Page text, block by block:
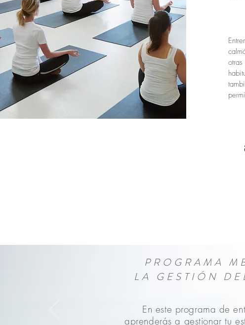
PROGRAMA
LA GESTIÓN
En este programa de
aprenderás a gestionar tu